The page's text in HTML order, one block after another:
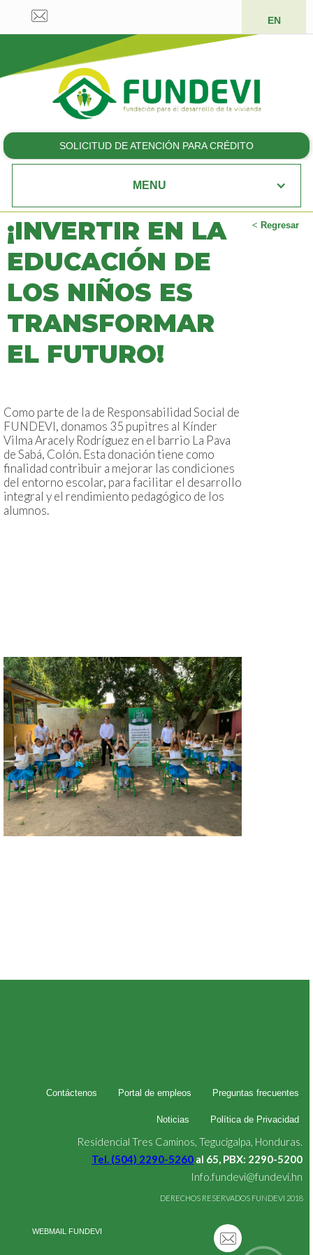
EN
SOLICITUD DE ATENCIÓN PARA CRÉDITO
MENU
< Regresar
¡INVERTIR EN LA
EDUCACIÓN DE
LOS NIÑOS ES
TRANSFORMAR
EL FUTURO!
Como parte de la de Responsabilidad Social de
FUNDEVI, donamos 35 pupitres al Kínder
Vilma Aracely Rodríguez en el barrio La Pava
de Sabá, Colón. Esta donación tiene como
finalidad contribuir a mejorar las condiciones
del entorno escolar, para facilitar el desarrollo
integral y el rendimiento pedagógico de los
alumnos.
Contáctenos Portal de empleos Preguntas frecuentes
Noticias Política de Privacidad
Residencial Tres Caminos, Tegucigalpa, Honduras.
Tel. (504) 2290-5260 al 65, PBX: 2290-5200
Info.fundevi@fundevi.hn
DERECHOS RESERVADOS FUNDEVI 2018
WEBMAIL FUNDEVI